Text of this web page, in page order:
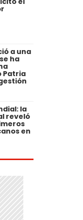
a una
ha
Patria
la
reveló
en